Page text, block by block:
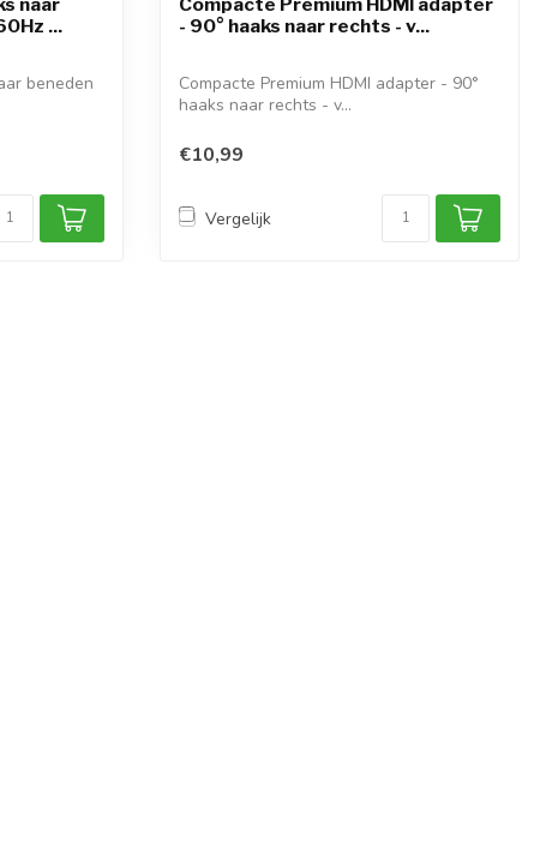
...
beneden
- 90° haaks naar rechts - v...
Compacte Premium HDMI adapter - 90°
haaks naar rechts - v...
€10,99
Vergelijk